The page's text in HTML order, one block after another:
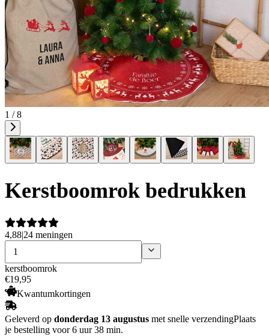
1 / 8
Kerstboomrok bedrukken
4,88|24 meningen
kerstboomrok
€19,95
Kwantumkortingen
Geleverd op donderdag 13 augustus met snelle verzendingPlaats
je bestelling voor 6 uur 38 min.